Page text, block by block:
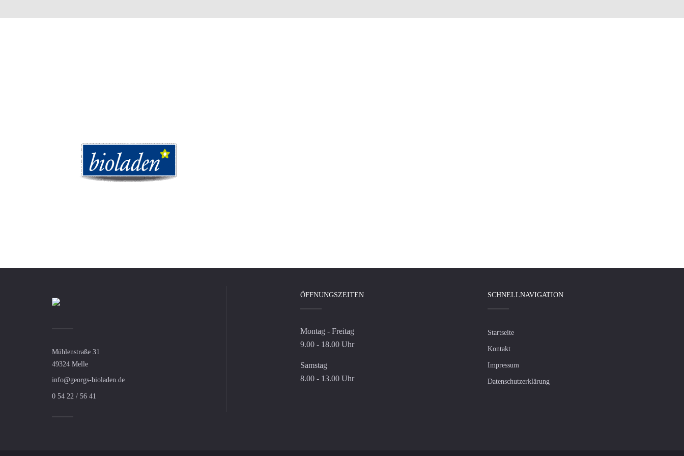
Mühlenstraße 31
49324 Melle
info@georgs-bioladen.de
0 54 22 / 56 41
ÖFFNUNGSZEITEN
Montag - Freitag
9.00 - 18.00 Uhr
Samstag
8.00 - 13.00 Uhr
SCHNELLNAVIGATION
Startseite
Kontakt
Impressum
Datenschutzerklärung